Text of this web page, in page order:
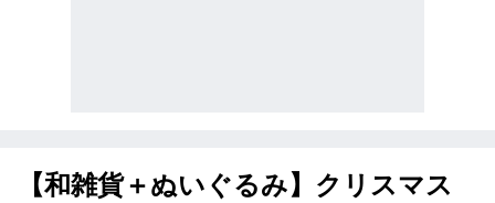
【和雑貨＋ぬいぐるみ】クリスマス